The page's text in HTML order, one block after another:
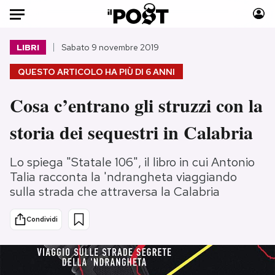
Auto
HOME
Italia
Politica
Tecnologia
Internet
Scienza
Cultura
Economia
Sport
Moda
Consumismi
Storie/Idee
Ok Boomer!
Media
Mondiali calcio 2026
QUESTO ARTICOLO HA PIÙ DI 6 ANNI
LIBRI Sabato 9 novembre 2019
Cosa c’entrano gli struzzi con la
storia dei sequestri in Calabria
Lo spiega "Statale 106", il libro in cui Antonio
Talia racconta la 'ndrangheta viaggiando
sulla strada che attraversa la Calabria
Condividi